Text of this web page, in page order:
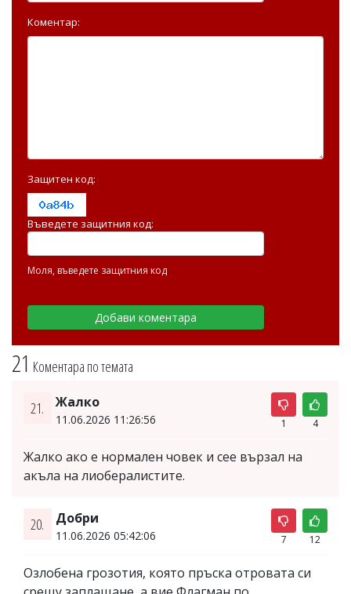
21 Коментара по темата
21. Жалко
11.06.2026 11:26:56 1 4
Жалко ако е нормален човек и сее вързал на
акъла на лиобералистите.
20. Добри
11.06.2026 05:42:06 7 12
Озлобена грозотия, която пръска отровата си
Коментар:
Защитен код:
Въведете защитния код:
Моля, въведете защитния код